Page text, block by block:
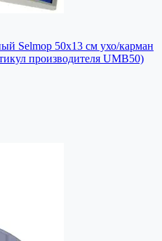
Selmop 50х13 см ухо/карман
производителя UMB50)